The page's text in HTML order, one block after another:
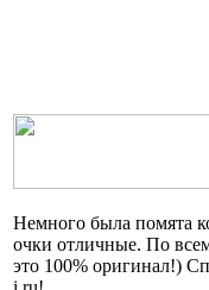
Немного была помята
очки отличные. По
это 100% оригинал!)